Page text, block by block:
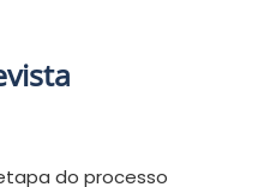
do processo